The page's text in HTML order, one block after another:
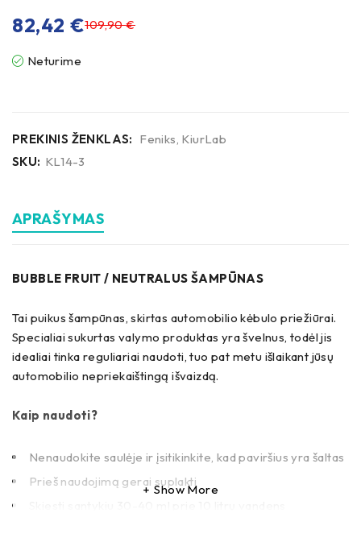
109,90€
82,42 €
Neturime
PREKINIS ŽENKLAS: Feniks, KiurLab
SKU: KL14-3
APRAŠYMAS
BUBBLE FRUIT / NEUTRALUS ŠAMPŪNAS
Tai puikus šampūnas, skirtas automobilio kėbulo priežiūrai.
Specialiai sukurtas valymo produktas yra švelnus, todėl jis
idealiai tinka reguliariai naudoti, tuo pat metu išlaikant jūsų
automobilio nepriekaištingą išvaizdą.
Kaip naudoti?
Nenaudokite saulėje ir įsitikinkite, kad paviršius yra šaltas
Prieš naudojimą gerai suplakti
Show More